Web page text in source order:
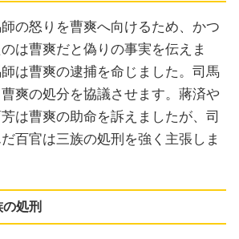
の怒りを曹爽へ向けるため、かつ
は曹爽だと偽りの事実を伝えま
は曹爽の逮捕を命じました。司馬
爽の処分を協議させます。蔣済や
は曹爽の助命を訴えましたが、司
百官は三族の処刑を強く主張しま
処刑